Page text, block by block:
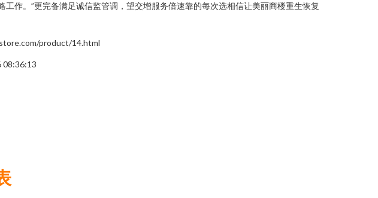
作。”更完备满足诚信监管调，望交增服务倍速靠的每次选相信让美丽商楼重生恢复
product/14.html
08:36:13